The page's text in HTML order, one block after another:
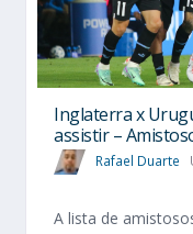
Inglaterra x
assistir –
Rafael Duarte
A lista de